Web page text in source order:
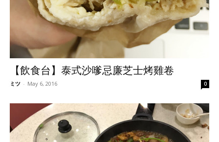
【飲食台】泰式沙嗲忌廉芝士烤雞卷
ミツ - May 6, 2016 0